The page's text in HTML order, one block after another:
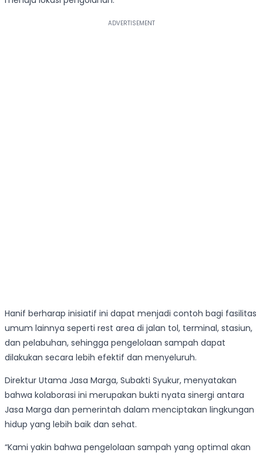
Hanif berharap inisiatif ini dapat menjadi contoh bagi fasilitas
umum lainnya seperti rest area di jalan tol, terminal, stasiun,
dan pelabuhan, sehingga pengelolaan sampah dapat
dilakukan secara lebih efektif dan menyeluruh.
Direktur Utama Jasa Marga, Subakti Syukur, menyatakan
bahwa kolaborasi ini merupakan bukti nyata sinergi antara
Jasa Marga dan pemerintah dalam menciptakan lingkungan
hidup yang lebih baik dan sehat.
“Kami yakin bahwa pengelolaan sampah yang optimal akan